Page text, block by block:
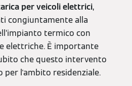
per veicoli elettrici,
congiuntamente alla
termico con
elettriche. È importante
che questo intervento
per l'ambito residenziale.